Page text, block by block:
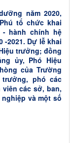
năm 2020,
tổ chức khai
hành chính hệ
-2021. Dự lễ khai
trưởng; đồng
ủy, Phó Hiệu
của Trường
phó các
các sở, ban,
và một số